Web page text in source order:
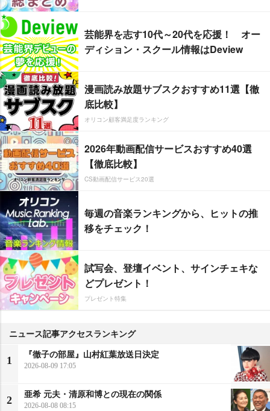
芸能界を志す10代～20代を応援！ オー
ディション・スクール情報はDeview
漫画読み放題サブスクおすすめ11選【徹
底比較】
オリコン顧客満足度ランキング
2026年動画配信サービスおすすめ40選
【徹底比較】
CS動画配信サービス20選
毎週の音楽ランキングから、ヒットの推
移をチェック！
試写会、登壇イベント、サインチェキな
どプレゼント！
プレゼント特集
ニュース記事アクセスランキング
1
『徹子の部屋』山村紅葉放送日決定
2026-08-09 17:05
2
亜希 元夫・清原和博との現在の関係
2026-08-08 08:15